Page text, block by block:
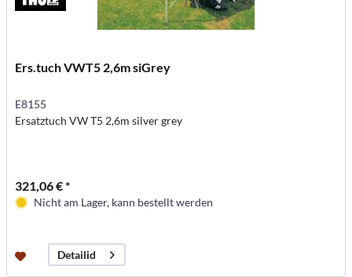
Ers.tuch VWT5 2,6m siGrey
E8155
Ersatztuch VW T5 2,6m silver grey
321,06 € *
Nicht am Lager, kann bestellt werden
Detailid